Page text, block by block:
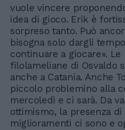
vuole vincere
idea di gioco. Erik è
sorpreso tanto. Può
bisogna solo dargli
continuare a giocare».
filolameliane di Osvaldo
anche a Catania. Anche
piccolo problemino alla
mercoledì e ci sarà. Da
ottimismo, la presenza di
miglioramenti ci sono e